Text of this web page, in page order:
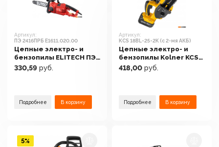
Артикул:
ПЭ 2416ПРБ E1611.020.00
Цепные электро- и
бензопилы ELITECH ПЭ
2416ПРБ E1611.020.00
330,59 руб.
Подробнее В корзину
Артикул:
KCS 18BL-25-2K (с 2-мя АКБ)
Цепные электро- и
бензопилы Kolner KCS
18BL-25-2K (с 2-мя АКБ)
418,00 руб.
Подробнее В корзину
5%